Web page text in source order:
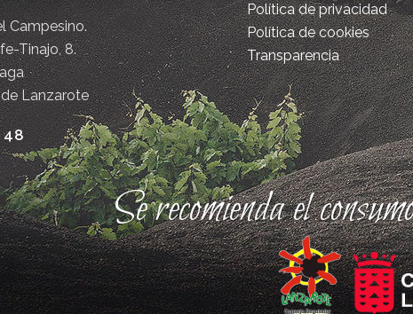
Campesino.
Tinajo, 8.
Lanzarote
48
Política de privacidad
Política de cookies
Transparencia
Se recomienda el